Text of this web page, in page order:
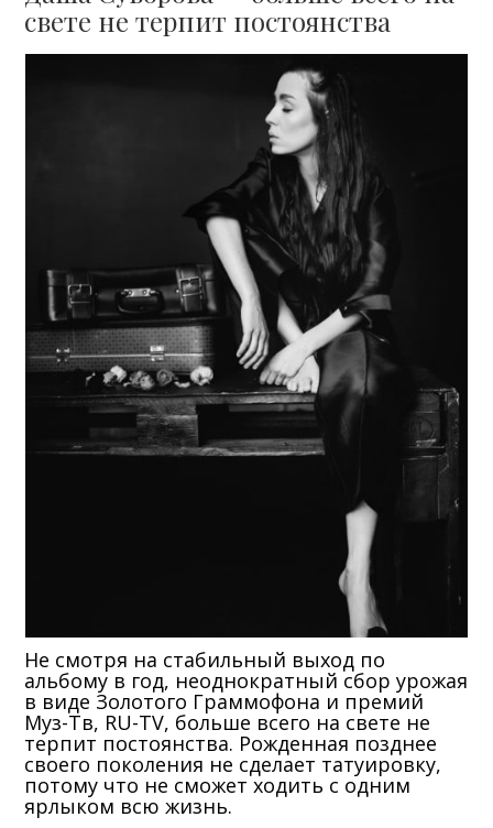
свете не терпит постоянства
Не смотря на стабильный выход по
альбому в год, неоднократный сбор урожая
в виде Золотого Граммофона и премий
Муз-Тв, RU-TV, больше всего на свете не
терпит постоянства. Рожденная позднее
своего поколения не сделает татуировку,
потому что не сможет ходить с одним
ярлыком всю жизнь.